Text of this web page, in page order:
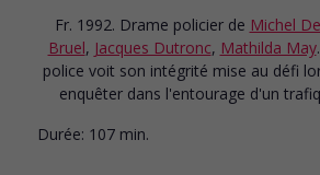
Fr. 1992. Drame policier de Michel
Bruel, Jacques Dutronc, Mathilda May
police voit son intégrité mise au défi
enquêter dans l'entourage d'un
Durée: 107 min.